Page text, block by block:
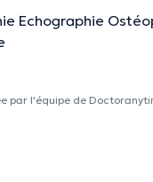
Echographie
par l'équipe de